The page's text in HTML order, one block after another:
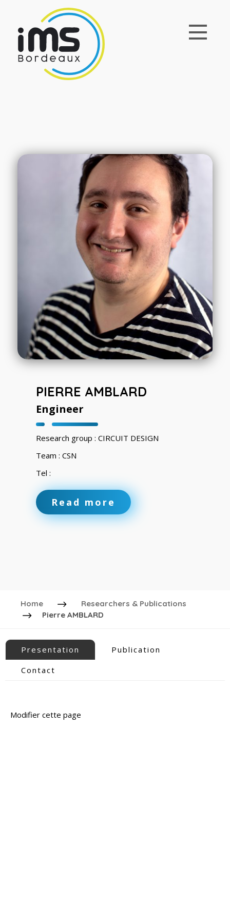
PIERRE AMBLARD
Engineer
Research group : CIRCUIT DESIGN
Team : CSN
Tel :
Read more
Home
Researchers & Publications
Pierre AMBLARD
Presentation
Publication
Contact
Modifier cette page